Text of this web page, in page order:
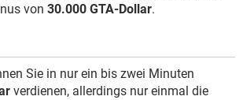
von 30.000 GTA-Dollar.
Sie in nur ein bis zwei Minuten
verdienen, allerdings nur einmal die